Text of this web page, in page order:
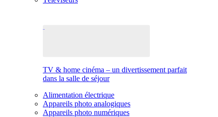
TV & home cinéma – un divertissement parfait
dans la salle de séjour
Alimentation électrique
Appareils photo analogiques
Appareils photo numériques